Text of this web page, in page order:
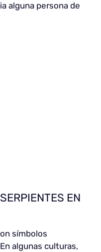
alguna persona de
EN
símbolos
algunas culturas,